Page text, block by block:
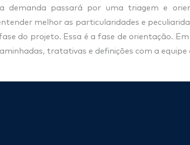
passará por uma triagem e
melhor as particularidades e
do projeto. Essa é a fase de orientação.
tratativas e definições com a